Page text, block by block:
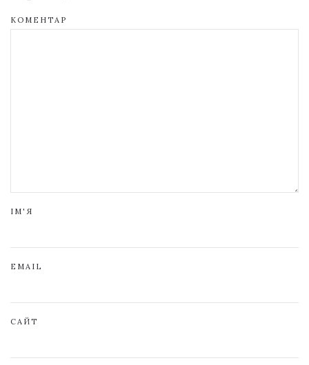
КОМЕНТАР
ІМ'Я
EMAIL
САЙТ